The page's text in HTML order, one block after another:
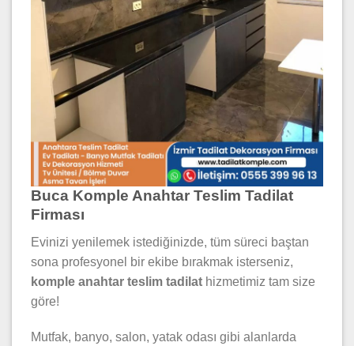
Buca Komple Anahtar Teslim Tadilat
Firması
Evinizi yenilemek istediğinizde, tüm süreci baştan
sona profesyonel bir ekibe bırakmak isterseniz,
komple anahtar teslim tadilat hizmetimiz tam size
göre!
Mutfak, banyo, salon, yatak odası gibi alanlarda